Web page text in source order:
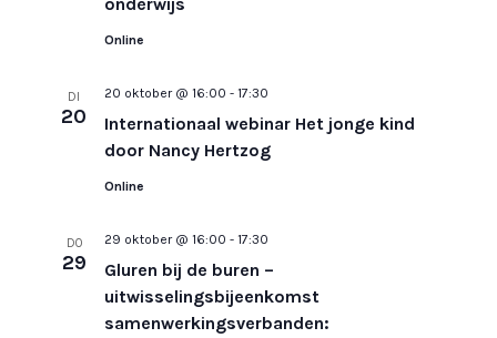
onderwijs
Online
DI
20
Internationaal webinar Het jonge kind
door Nancy Hertzog
20 oktober @ 16:00 - 17:30
Online
DO
29
Gluren bij de buren –
uitwisselingsbijeenkomst
samenwerkingsverbanden:
29 oktober @ 16:00 - 17:30